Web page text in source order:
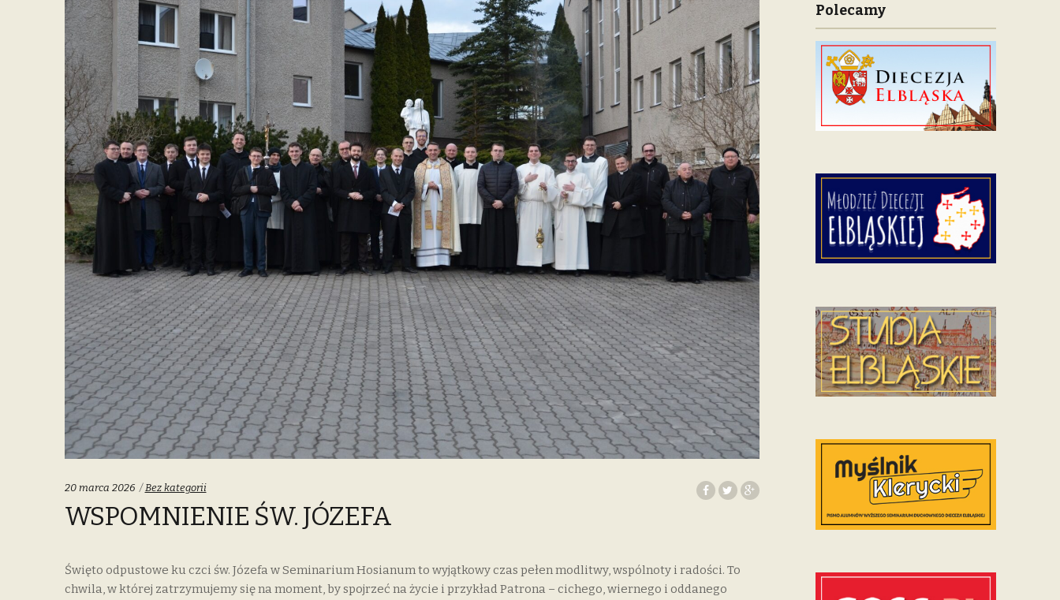
20 marca 2026 Categories:
Bez kategorii
WSPOMNIENIE ŚW. JÓZEFA
Święto odpustowe ku czci św. Józefa w Seminarium Hosianum to wyjątkowy czas pełen modlitwy, wspólnoty i radości. To
chwila, w której zatrzymujemy się na moment, by spojrzeć na życie i przykład Patrona – cichego, wiernego i oddanego
Polecamy